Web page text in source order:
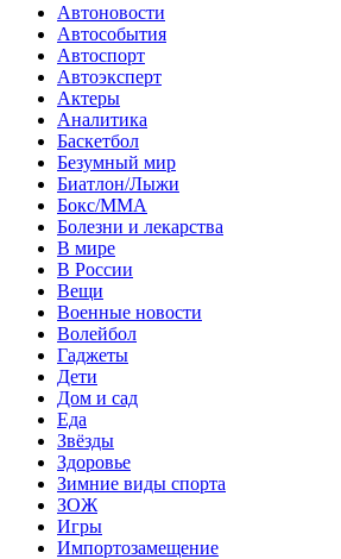
Автоновости
Автособытия
Автоспорт
Автоэксперт
Актеры
Аналитика
Баскетбол
Безумный мир
Биатлон/Лыжи
Бокс/MMA
Болезни и лекарства
В мире
В России
Вещи
Военные новости
Волейбол
Гаджеты
Дети
Дом и сад
Еда
Звёзды
Здоровье
Зимние виды спорта
ЗОЖ
Игры
Импортозамещение